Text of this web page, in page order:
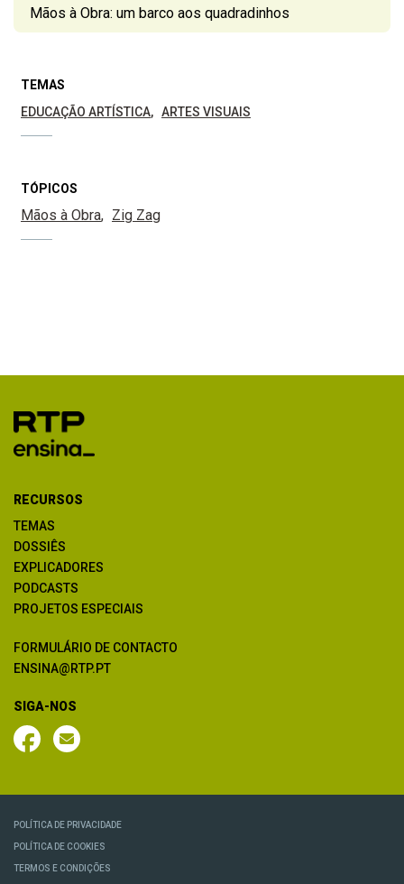
Mãos à Obra: um barco aos quadradinhos
TEMAS
EDUCAÇÃO ARTÍSTICA
ARTES VISUAIS
TÓPICOS
Mãos à Obra Zig Zag
RECURSOS
TEMAS
DOSSIÊS
EXPLICADORES
PODCASTS
PROJETOS ESPECIAIS
FORMULÁRIO DE CONTACTO
ENSINA@RTP.PT
SIGA-NOS
POLÍTICA DE PRIVACIDADE
POLÍTICA DE COOKIES
TERMOS E CONDIÇÕES